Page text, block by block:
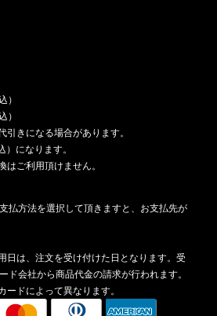
）
）
きになる場合があります。
になります。
ご利用頂けません。
払方法を選択して頂きますと、お支払先が
日は、注文を受け付けた日となります。受
ド会社から商品代金の請求が行われます。
ドによって異なります。